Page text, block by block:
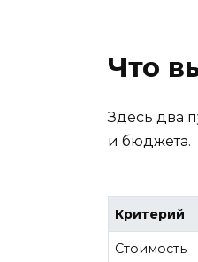
Что
Здесь два
и бюджета.
Критерий
Стоимость